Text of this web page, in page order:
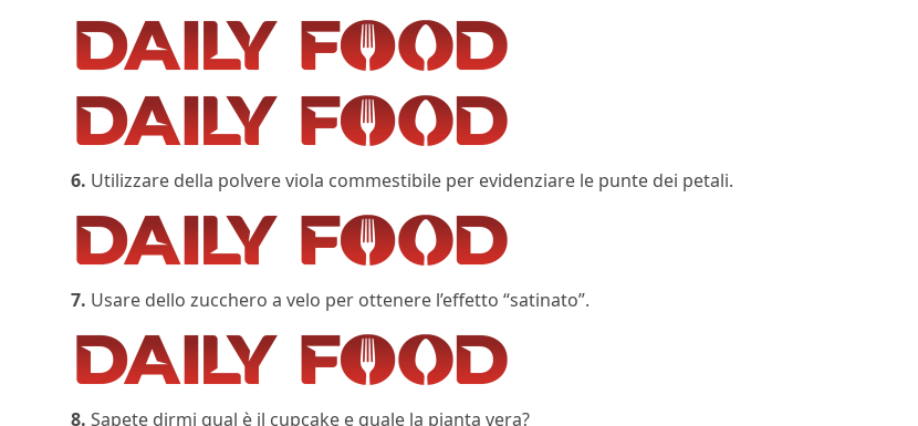
6. Utilizzare della polvere viola commestibile per evidenziare le punte dei petali.
7. Usare dello zucchero a velo per ottenere l’effetto “satinato”.
8. Sapete dirmi qual è il cupcake e quale la pianta vera?